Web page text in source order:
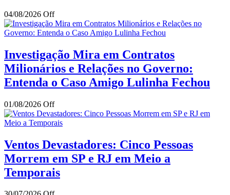
04/08/2026 Off
Investigação Mira em Contratos
Milionários e Relações no Governo:
Entenda o Caso Amigo Lulinha Fechou
01/08/2026 Off
Ventos Devastadores: Cinco Pessoas
Morrem em SP e RJ em Meio a
Temporais